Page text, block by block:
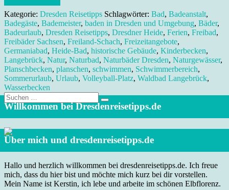
Kategorie: Dresden Reisetipps Schlagwörter: Bad, Badeanstalt,
Badegäste, Bademeister, baden in Dresden und Umgebung, Bäder,
Badeurlaub, Dresden Reisetipps, Dresdner Heide, Ferien, Freibad,
Freibäder Sachsen, Freiland-Schach, Freizeitangebote,
Germaniabad, Heide-Bad, historische Gebäude, Kinderbecken,
Langebrück, Natur, Naturbad, Naturbäder Dresden, Naturgewässer,
Planschbecken, planschen, schwimmen, Schwimmerbereich,
Sommerurlaub, Urlaub, Volleyball-Platz, Waldbad Langebrück,
Wasserbecken
Suche
nach:
Willkommen bei Dresdenreisetipps.de
Über mich und dresdenreisetipps.de
Hallo und herzlich willkommen bei dresdenreisetipps.de. Ich freue
mich, dass du hier bist und möchte mich kurz bei dir vorstellen.
Mein Name ist Kerstin, ich lebe und arbeite im schönen Elbflorenz.